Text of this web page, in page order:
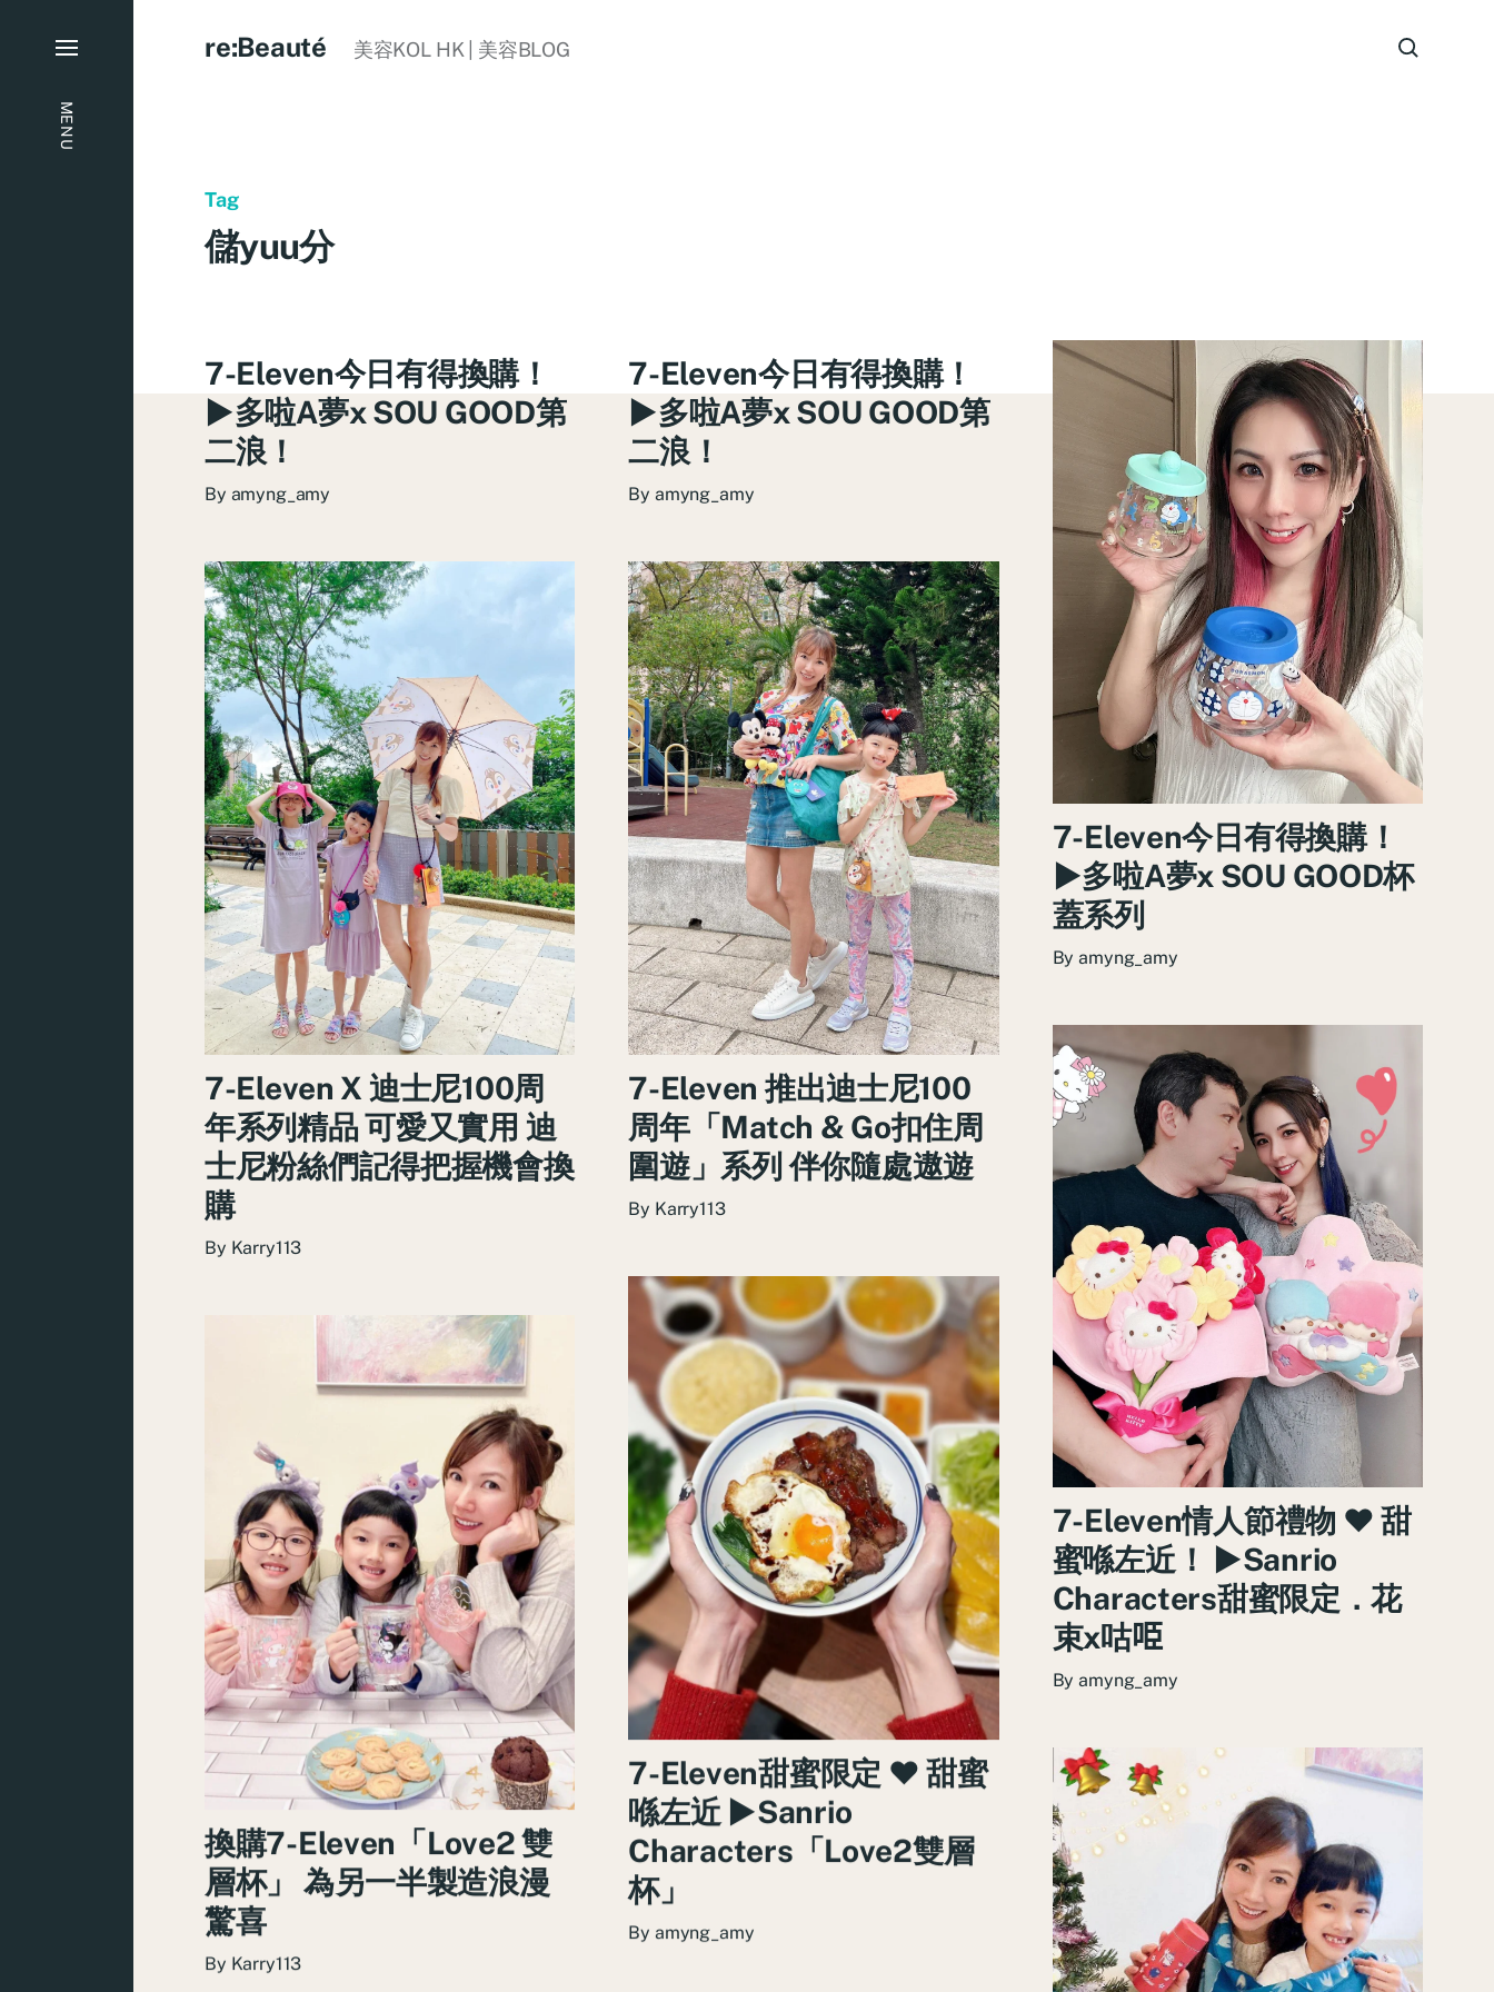
MENU
re:Beauté 美容KOL HK | 美容BLOG
Tag
儲yuu分
7-Eleven今日有得換購！
►多啦A夢x SOU GOOD第
二浪！
By amyng_amy
7-Eleven今日有得換購！
►多啦A夢x SOU GOOD第
二浪！
By amyng_amy
7-Eleven今日有得換購！
►多啦A夢x SOU GOOD杯
蓋系列
Byamyng_amy
7-Eleven X 迪士尼100周
年系列精品 可愛又實用 迪
士尼粉絲們記得把握機會換
購
By Karry113
7-Eleven 推出迪士尼100
周年「Match & Go扣住周
圍遊」系列 伴你隨處遨遊
By Karry113
7-Eleven情人節禮物 ♥ 甜
蜜喺左近！ ►Sanrio
Characters甜蜜限定．花
束x咕𠱸
Byamyng_amy
7-Eleven甜蜜限定 ♥ 甜蜜
喺左近 ►Sanrio
Characters「Love2雙層
杯」
By amyng_amy
換購7-Eleven「Love2 雙
層杯」 為另一半製造浪漫
驚喜
By Karry113